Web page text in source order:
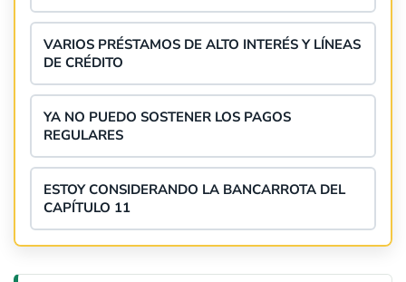
VARIOS PRÉSTAMOS DE ALTO INTERÉS Y LÍNEAS
DE CRÉDITO
YA NO PUEDO SOSTENER LOS PAGOS
REGULARES
ESTOY CONSIDERANDO LA BANCARROTA DEL
CAPÍTULO 11